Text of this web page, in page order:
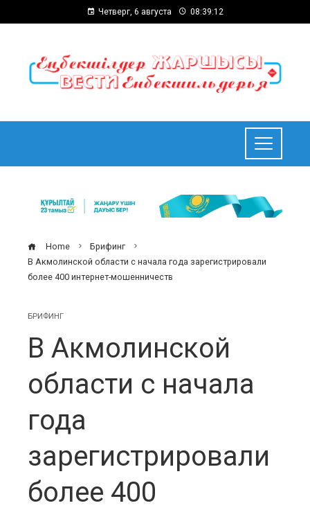
Четверг, 6 августа 08:39:13
Home
Брифинг
В Акмолинской области с начала года зарегистрировали
более 400 интернет-мошенничеств
БРИФИНГ
В Акмолинской
области с начала
года
зарегистрировали
более 400